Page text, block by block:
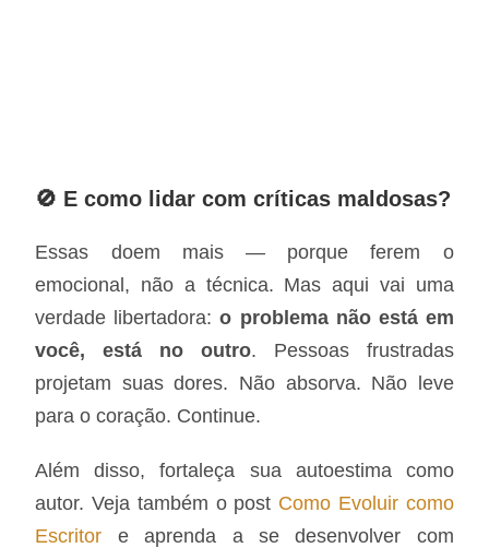
🚫 E como lidar com críticas maldosas?
Essas doem mais — porque ferem o
emocional, não a técnica. Mas aqui vai uma
verdade libertadora:o problema não está em
você, está no outro. Pessoas frustradas
projetam suas dores. Não absorva. Não leve
para o coração. Continue.
Além disso, fortaleça sua autoestima como
autor. Veja também o post Como Evoluir como
Escritor e aprenda a se desenvolver com